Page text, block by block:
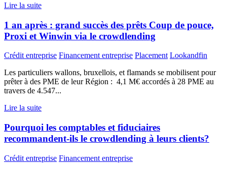
Lire la suite
1 an après : grand succès des prêts Coup de pouce,
Proxi et Winwin via le crowdlending
Crédit entreprise Financement entreprise Placement Lookandfin
Les particuliers wallons, bruxellois, et flamands se mobilisent pour
prêter à des PME de leur Région : 4,1 M€ accordés à 28 PME au
travers de 4.547...
Lire la suite
Pourquoi les comptables et fiduciaires
recommandent-ils le crowdlending à leurs clients?
Crédit entreprise Financement entreprise